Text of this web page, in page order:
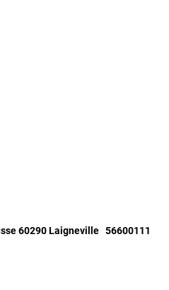
60290 Laigneville 56600111